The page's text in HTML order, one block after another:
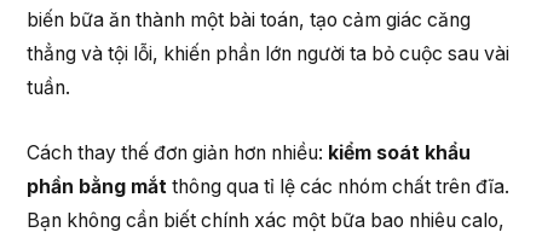
biến bữa ăn thành một bài toán, tạo cảm giác căng
thẳng và tội lỗi, khiến phần lớn người ta bỏ cuộc sau vài
tuần.
Cách thay thế đơn giản hơn nhiều: kiểm soát khẩu
phần bằng mắt thông qua tỉ lệ các nhóm chất trên đĩa.
Bạn không cần biết chính xác một bữa bao nhiêu calo,